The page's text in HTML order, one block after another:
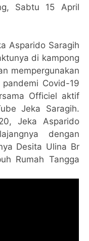
Sabtu 15 April
Asparido Saragih
di kampong
mempergunakan
Covid-19
Officiel aktif
Jeka Saragih.
Jeka Asparido
dengan
Desita Ulina Br
Rumah Tangga